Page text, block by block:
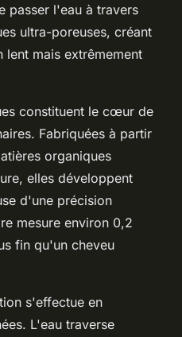
passer l'eau à travers
ultra-poreuses, créant
lent mais extrêmement
constituent le cœur de
Fabriquées à partir
organiques
elles développent
d'une précision
mesure environ 0,2
fin qu'un cheveu
s'effectue en
L'eau traverse